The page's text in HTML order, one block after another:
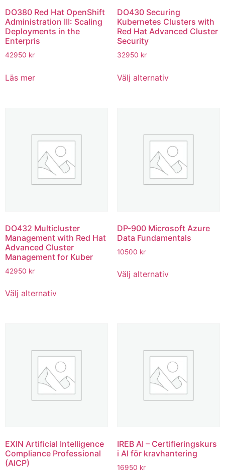
DO380 Red Hat OpenShift
Administration III: Scaling
Deployments in the
Enterpris
42950 kr
Läs mer
DO430 Securing
Kubernetes Clusters with
Red Hat Advanced Cluster
Security
32950 kr
Välj alternativ
DO432 Multicluster
Management with Red Hat
Advanced Cluster
Management for Kuber
42950 kr
Välj alternativ
DP-900 Microsoft Azure
Data Fundamentals
10500 kr
Välj alternativ
EXIN Artificial Intelligence
Compliance Professional
(AICP)
IREB AI – Certifieringskurs
i AI för kravhantering
16950 kr